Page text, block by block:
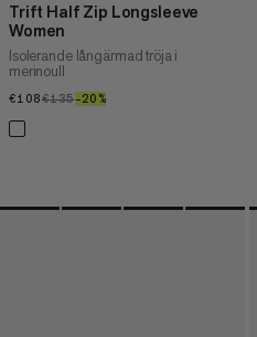
Trift Half Zip Longsleeve
Women
Isolerande långärmad tröja i
merinoull
€108€108
€135€135
–20%